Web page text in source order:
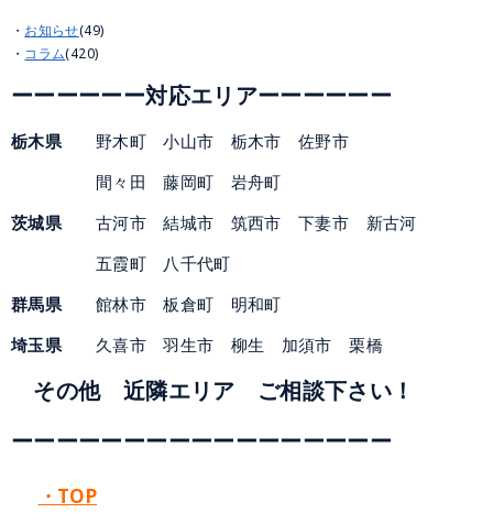
お知らせ(49)
コラム(420)
ーーーーーー対応エリアーーーーーー
栃木県 野木町 小山市 栃木市 佐野市
間々田 藤岡町 岩舟町
茨城県 古河市 結城市 筑西市 下妻市 新古河
五霞町 八千代町
群馬県 館林市 板倉町 明和町
埼玉県 久喜市 羽生市 柳生 加須市 栗橋
その他 近隣エリア ご相談下さい！
ーーーーーーーーーーーーーーーーー
・TOP